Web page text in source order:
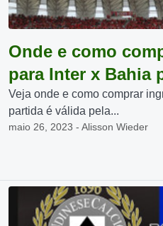
Onde e como
para Inter x Bahia
Veja onde e como comprar
partida é válida pela...
maio 26, 2023 - Alisson Wieder